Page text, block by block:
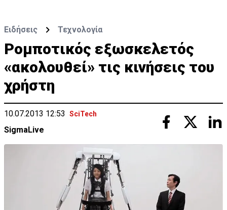
Ειδήσεις Τεχνολογία
Ρομποτικός εξωσκελετός
«ακολουθεί» τις κινήσεις του
χρήστη
10.07.2013 12:53 SciTech
SigmaLive